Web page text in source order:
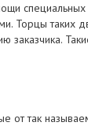
Торцы таких
заказчика.
от так